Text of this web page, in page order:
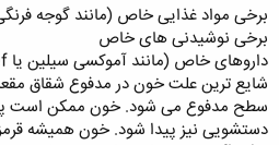
برخی مواد غذایی خاص (مانند گوجه‌
برخی نوشیدنی‌ های خاص
داروهای خاص (مانند آموکسی‌ سیلین یا omnicef)
شایع‌ ترین علت خون در مدفوع شقاق
سطح مدفوع می‌ شود. خون ممکن است
دستشویی نیز پیدا شود. خون همیشه